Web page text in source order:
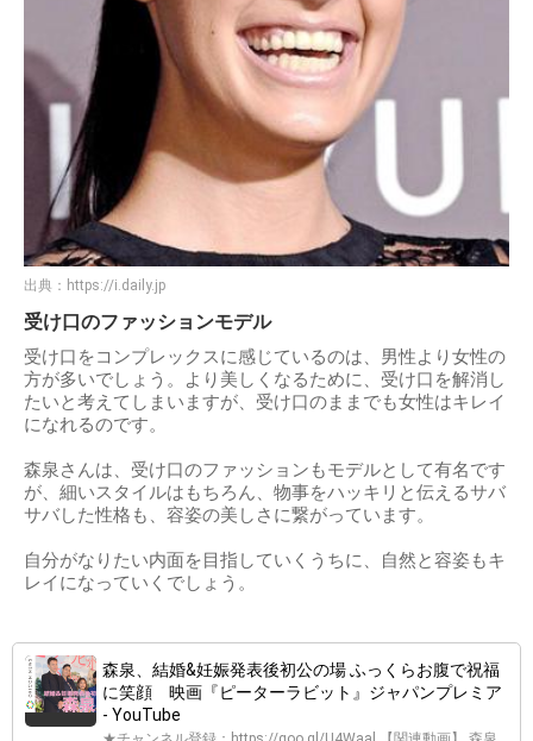
出典： https://i.daily.jp
受け口のファッションモデル
受け口をコンプレックスに感じているのは、男性より女性の
方が多いでしょう。より美しくなるために、受け口を解消し
たいと考えてしまいますが、受け口のままでも女性はキレイ
になれるのです。
森泉さんは、受け口のファッションもモデルとして有名です
が、細いスタイルはもちろん、物事をハッキリと伝えるサバ
サバした性格も、容姿の美しさに繋がっています。
自分がなりたい内面を目指していくうちに、自然と容姿もキ
レイになっていくでしょう。
森泉、結婚&妊娠発表後初公の場 ふっくらお腹で祝福
に笑顔 映画『ピーターラビット』ジャパンプレミア
- YouTube